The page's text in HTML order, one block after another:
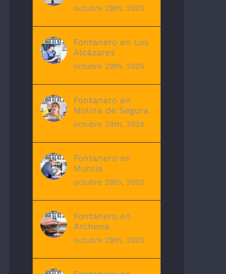
octubre 29th, 2025
Fontanero en Los
Alcázares
octubre 29th, 2025
Fontanero en
Molina de Segura
octubre 29th, 2025
Fontanero en
Murcia
octubre 29th, 2025
Fontanero en
Archena
octubre 29th, 2025